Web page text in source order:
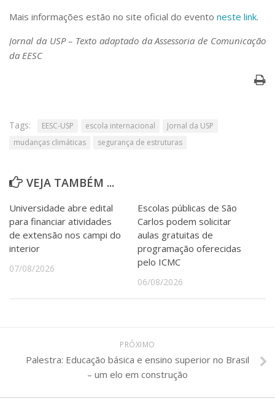
Mais informações estão no site oficial do evento neste link.
Jornal da USP – Texto adaptado da Assessoria de Comunicação
da EESC
Tags: EESC-USP escola internacional
Jornal da USP
mudanças climáticas
segurança de estruturas
VEJA TAMBÉM ...
Universidade abre edital
para financiar atividades
de extensão nos campi do
interior
07/08/2026
Escolas públicas de São
Carlos podem solicitar
aulas gratuitas de
programação oferecidas
pelo ICMC
06/08/2026
PRÓXIMO
Palestra: Educação básica e ensino superior no Brasil
– um elo em construção